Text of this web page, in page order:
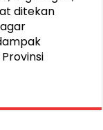
ditekan